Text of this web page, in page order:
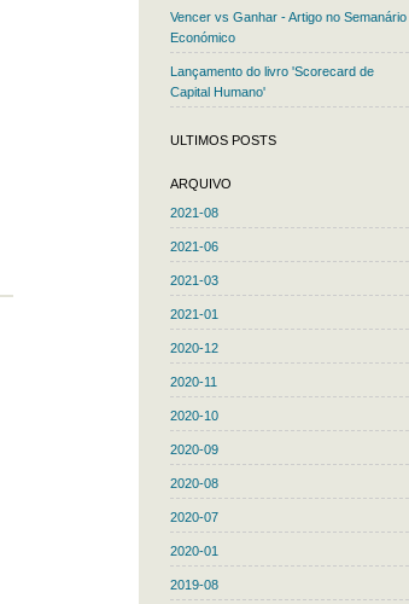
Vencer vs Ganhar - Artigo no Semanário
Económico
Lançamento do livro 'Scorecard de
Capital Humano'
ULTIMOS POSTS
ARQUIVO
2021-08
2021-06
2021-03
2021-01
2020-12
2020-11
2020-10
2020-09
2020-08
2020-07
2020-01
2019-08